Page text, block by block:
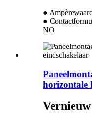
●
●
NO
horizontale